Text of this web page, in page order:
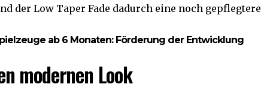
der Low Taper Fade dadurch eine noch gepflegtere
ab 6 Monaten: Förderung der Entwicklung
modernen Look